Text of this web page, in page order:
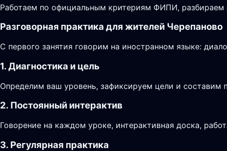
Работаем по официальным критериям ФИПИ,
Разговорная практика для жителей Черепаново
С первого занятия говорим на иностранном языке:
1. Диагностика и цель
Определим ваш уровень, зафиксируем цели и составим
2. Постоянный интерактив
Говорение на каждом уроке, интерактивная доска,
3. Регулярная практика